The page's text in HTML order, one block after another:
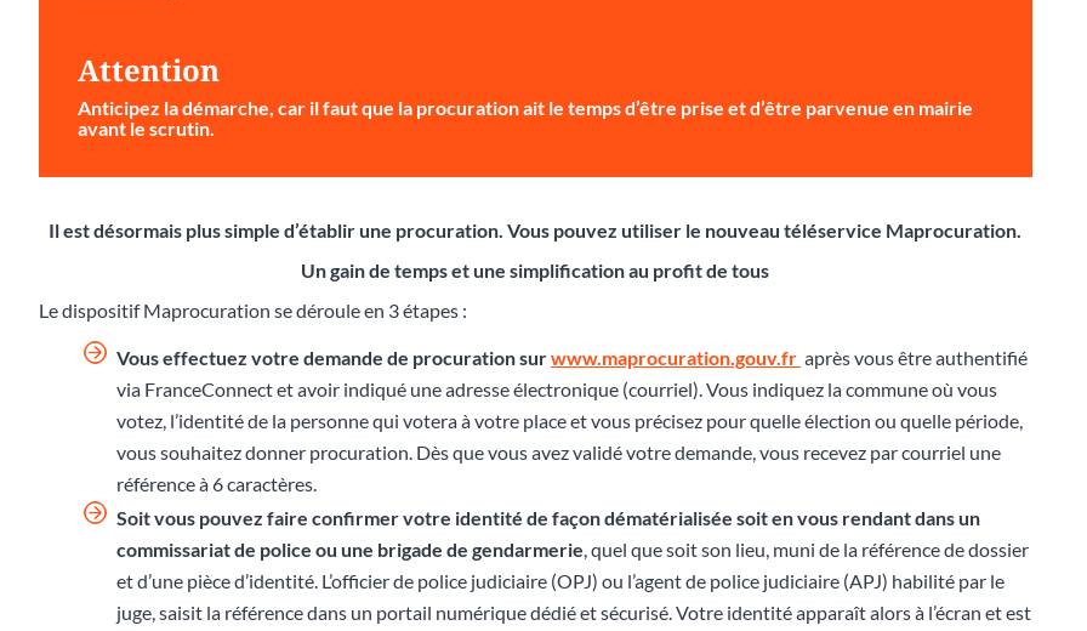
Attention
Anticipez la démarche, car il faut que la procuration ait le temps d’être prise et d’être parvenue en mairie
avant le scrutin.
Il est désormais plus simple d’établir une procuration. Vous pouvez utiliser le nouveau téléservice Maprocuration.
Un gain de temps et une simplification au profit de tous
Le dispositif Maprocuration se déroule en 3 étapes :
Vous effectuez votre demande de procuration surwww.maprocuration.gouv.fr après vous être authentifié
via FranceConnect et avoir indiqué une adresse électronique (courriel). Vous indiquez la commune où vous
votez, l’identité de la personne qui votera à votre place et vous précisez pour quelle élection ou quelle période,
vous souhaitez donner procuration. Dès que vous avez validé votre demande, vous recevez par courriel une
référence à 6 caractères.
Soit vous pouvez faire confirmer votre identité de façon dématérialisée soit en vous rendantdans un
commissariat de police ou une brigade de gendarmerie, quel que soit son lieu, muni de la référence de dossier
et d’une pièce d’identité. L’officier de police judiciaire (OPJ) ou l’agent de police judiciaire (APJ) habilité par le
juge, saisit la référence dans un portail numérique dédié et sécurisé. Votre identité apparaît alors à l’écran et est